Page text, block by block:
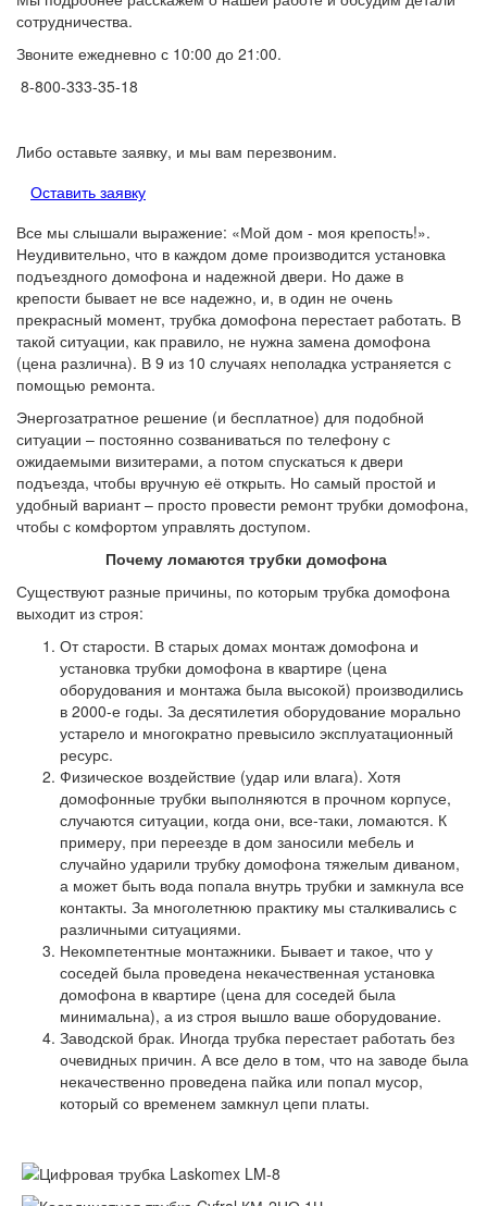
сотрудничества.
Звоните ежедневно с 10:00 до 21:00.
8-800-333-35-18
Либо оставьте заявку, и мы вам перезвоним.
Оставить заявку
Все мы слышали выражение: «Мой дом - моя крепость!».
Неудивительно, что в каждом доме производится установка
подъездного домофона и надежной двери. Но даже в
крепости бывает не все надежно, и, в один не очень
прекрасный момент, трубка домофона перестает работать. В
такой ситуации, как правило, не нужна замена домофона
(цена различна). В 9 из 10 случаях неполадка устраняется с
помощью ремонта.
Энергозатратное решение (и бесплатное) для подобной
ситуации – постоянно созваниваться по телефону с
ожидаемыми визитерами, а потом спускаться к двери
подъезда, чтобы вручную её открыть. Но самый простой и
удобный вариант – просто провести ремонт трубки домофона,
чтобы с комфортом управлять доступом.
Почему ломаются трубки домофона
Существуют разные причины, по которым трубка домофона
выходит из строя:
От старости. В старых домах монтаж домофона и
установка трубки домофона в квартире (цена
оборудования и монтажа была высокой) производились
в 2000-е годы. За десятилетия оборудование морально
устарело и многократно превысило эксплуатационный
ресурс.
Физическое воздействие (удар или влага). Хотя
домофонные трубки выполняются в прочном корпусе,
случаются ситуации, когда они, все-таки, ломаются. К
примеру, при переезде в дом заносили мебель и
случайно ударили трубку домофона тяжелым диваном,
а может быть вода попала внутрь трубки и замкнула все
контакты. За многолетнюю практику мы сталкивались с
различными ситуациями.
Некомпетентные монтажники. Бывает и такое, что у
соседей была проведена некачественная установка
домофона в квартире (цена для соседей была
минимальна), а из строя вышло ваше оборудование.
Заводской брак. Иногда трубка перестает работать без
очевидных причин. А все дело в том, что на заводе была
некачественно проведена пайка или попал мусор,
который со временем замкнул цепи платы.